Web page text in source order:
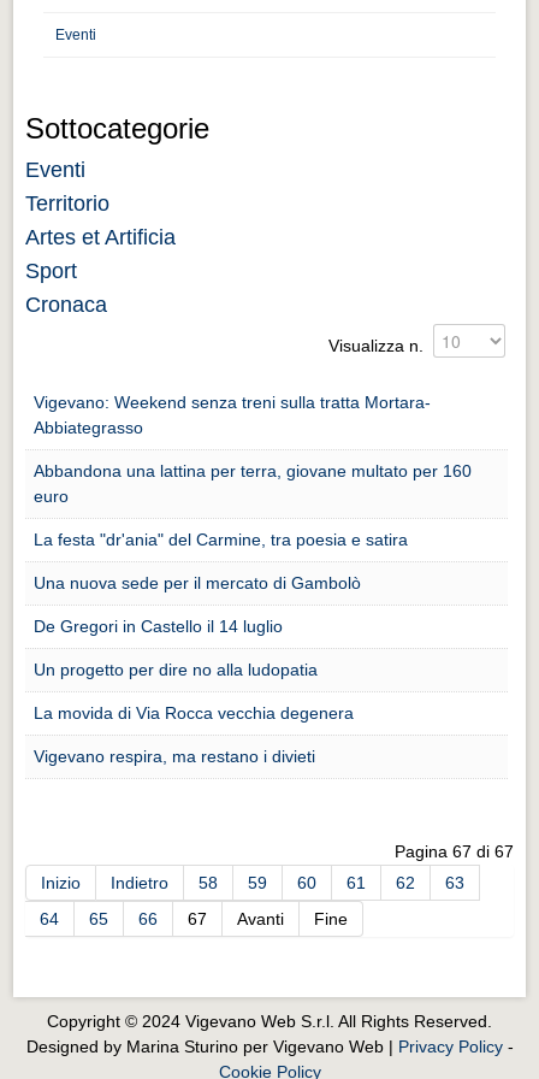
Cultura e turismo 4.0
Cultura e turismo 4.0
PROGETTI
Progetti Aperti
Progetti Realizzati
EVENTI
EVENTI
Eventi Vigevano
Eventi Vigevano
Eventi Pavia
Eventi Pavia
Eventi
Sottocategorie
Eventi
Territorio
Artes et Artificia
Sport
Cronaca
Visualizza n.
Vigevano: Weekend senza treni sulla tratta Mortara-
Abbiategrasso
Abbandona una lattina per terra, giovane multato per 160
euro
La festa "dr'ania" del Carmine, tra poesia e satira
Una nuova sede per il mercato di Gambolò
De Gregori in Castello il 14 luglio
Un progetto per dire no alla ludopatia
La movida di Via Rocca vecchia degenera
Vigevano respira, ma restano i divieti
Pagina 67 di 67
Inizio
Indietro 58 59 60 61 62
63
64
65 66 67 Avanti Fine
Copyright © 2024 Vigevano Web S.r.l. All Rights Reserved.
Designed by Marina Sturino per Vigevano Web | Privacy Policy-
Cookie Policy